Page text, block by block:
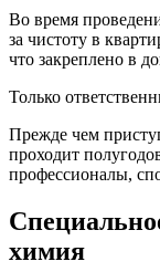
Во время
за чистоту в
что закреплено в
Только
Прежде чем
проходит
профессионалы,
химия